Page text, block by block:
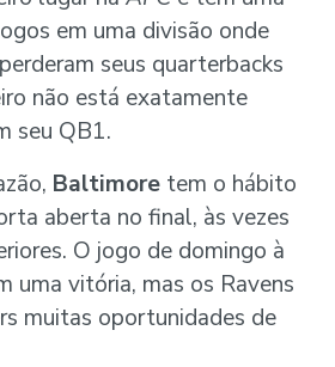
em uma divisão onde
seus quarterbacks
não está exatamente
seu QB1.
Baltimore tem o hábito
aberta no final, às vezes
O jogo de domingo à
uma vitória, mas os Ravens
muitas oportunidades de